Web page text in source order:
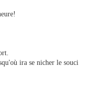
ira se nicher le souci